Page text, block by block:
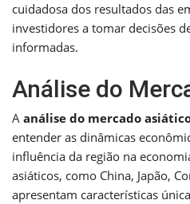
cuidadosa dos resultados das
investidores a tomar decisões
informadas.
Análise do
A análise do mercado
entender as dinâmicas
influência da região na
asiáticos, como China, Japão,
apresentam características